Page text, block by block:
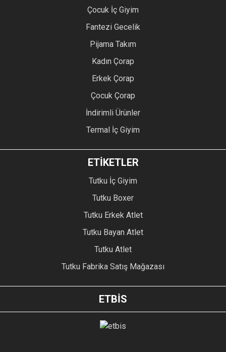
Çocuk İç Giyim
Fantezi Gecelik
Pijama Takım
Kadın Çorap
Erkek Çorap
Çocuk Çorap
İndirimli Ürünler
Termal İç Giyim
ETİKETLER
Tutku İç Giyim
Tutku Boxer
Tutku Erkek Atlet
Tutku Bayan Atlet
Tutku Atlet
Tutku Fabrika Satış Mağazası
ETBİS